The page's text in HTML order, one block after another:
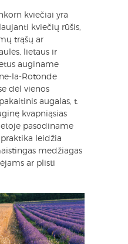
kviečiai yra
kviečių rūšis,
trąšų ar
lietaus ir
auginame
la-Rotonde
dėl vienos
augalas, t.
kvapniąsias
pasodiname
leidžia
medžiagas
ar plisti